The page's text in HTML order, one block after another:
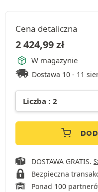
Cena detaliczna
2 424,99zł
W magazynie
Dostawa 10 - 11
DOSTAWA GRATIS.
Bezpieczna
Ponad 100